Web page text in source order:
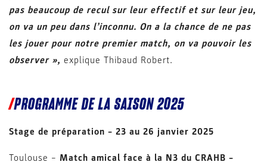
pas beaucoup de recul sur leur effectif et sur leur jeu,
on va un peu dans l’inconnu. On a la chance de ne pas
les jouer pour notre premier match, on va pouvoir les
observer », explique Thibaud Robert.
PROGRAMME DE LA SAISON 2025
Stage de préparation – 23 au 26 janvier 2025
Toulouse – Match amical face à la N3 du CRAHB –